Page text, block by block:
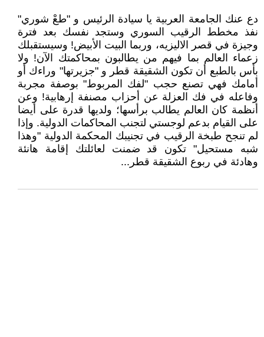
دع عنك الجامعة العربية يا سيادة الرئيس و "طعْ شوري"
نفذ مخطط الرقيب السوري وستجد نفسك بعد فترة
وجيزة في قصر الاليزيه، وربما البيت الأبيض! وسيستقبلك
زعماء العالم بما فيهم من يطالبون بمحاكمتك الآن! ولا
بأس بالطبع أن تكون الشقيقة قطر و "جزيرتها" وراءك أو
أمامك فهي تصنع حجب "لفك المربوط" بوصفة مجربة
وفاعله في فك العزلة عن أحزاب مصنفة إرهابية! وعن
أنظمة كان العالم يطالب برأسها؛ ولديها قدرة على أيضا
على القيام بدعم لوجستي لتجنب المحاكمات الدولية. وإذا
لم تنجح طبخة الرقيب في تجنيبك المحكمة الدولية "وهذا
شبه مستحيل" تكون قد ضمنت لعائلتك إقامة هانئة
وهادئة في ربوع الشقيقة قطر...